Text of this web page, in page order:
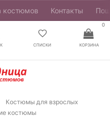
костюмов Контакты
СПИСКИ
0
КОРЗИНА
Костюмы для взрослых
костюмы